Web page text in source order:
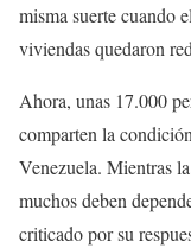
misma suerte cuando
viviendas quedaron
Ahora, unas 17.000
comparten la
Venezuela. Mientras
muchos deben
criticado por su